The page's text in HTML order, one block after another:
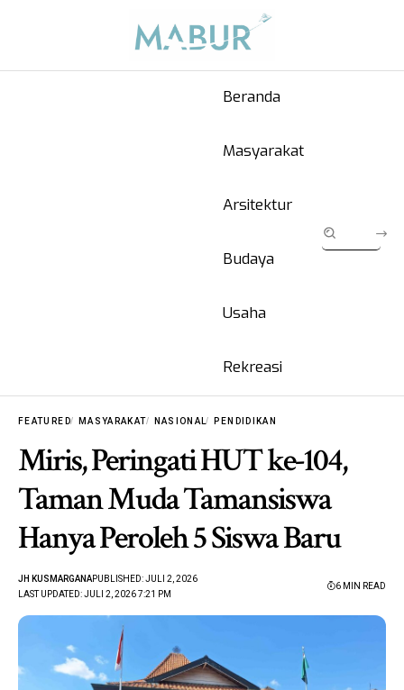
Beranda
Masyarakat
Arsitektur
Budaya
Usaha
Rekreasi
FEATURED MASYARAKAT NASIONAL PENDIDIKAN
Miris, Peringati HUT ke-104,
Taman Muda Tamansiswa
Hanya Peroleh 5 Siswa Baru
LAST UPDATED: JULI 2, 2026 7:21 PM
JH KUSMARGANAPUBLISHED: JULI 2, 2026
6 MIN READ